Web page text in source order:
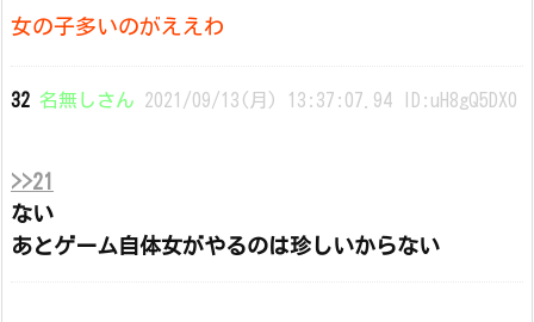
女の子多いのがええわ
32 名無しさん 2021/09/13(月) 13:37:07.94 ID:uH8gQ5DX0
>>21
ない
あとゲーム自体女がやるのは珍しいからない